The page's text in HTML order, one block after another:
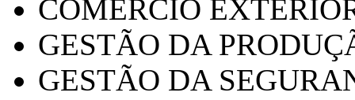
COMÉRCIO
GESTÃO DA
GESTÃO DA